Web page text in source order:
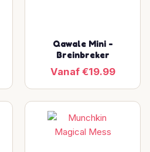
Qawale Mini -
Breinbreker
Vanaf €19.99